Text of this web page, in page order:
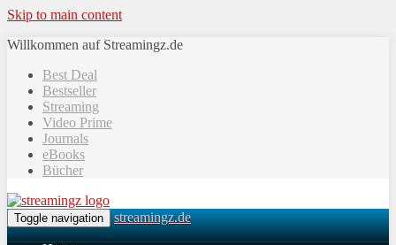
Skip to main content
Willkommen auf Streamingz.de
Best Deal
Bestseller
Streaming
Video Prime
Journals
eBooks
Bücher
Toggle navigation streamingz.de